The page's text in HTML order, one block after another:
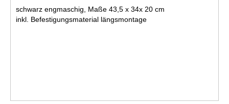
schwarz engmaschig, Maße 43,5 x 34x 20 cm
inkl. Befestigungsmaterial längsmontage